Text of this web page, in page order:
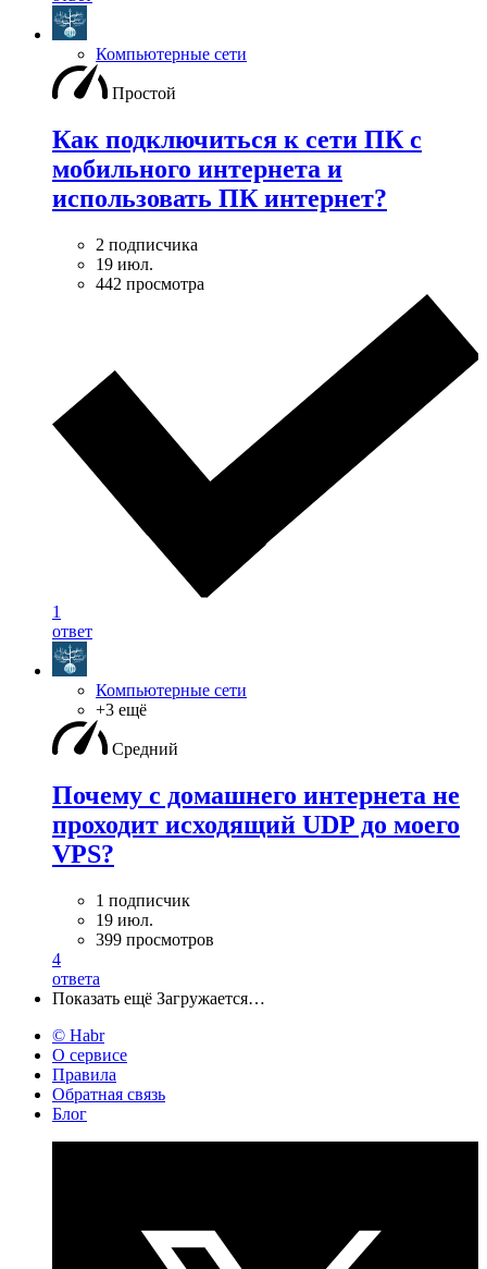
Компьютерные сети
Простой
Как подключиться к сети ПК с
мобильного интернета и
использовать ПК интернет?
2 подписчика
19 июл.
442 просмотра
1
ответ
Компьютерные сети
+3 ещё
Средний
Почему с домашнего интернета не
проходит исходящий UDP до моего
VPS?
1 подписчик
19 июл.
399 просмотров
4
ответа
Показать ещё Загружается…
© Habr
О сервисе
Правила
Обратная связь
Блог